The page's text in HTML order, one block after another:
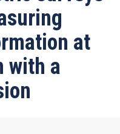
at
with a